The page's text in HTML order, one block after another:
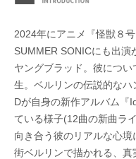
2024年にアニメ『怪獣８
SUMMER SONICにも出演
ヤングブラッド。彼につ
生。ベルリンの伝説的な
Dが自身の新作アルバム『
ている様子(12曲の新曲ラ
向き合う彼のリアルな心境
街ベルリンで描かれる、